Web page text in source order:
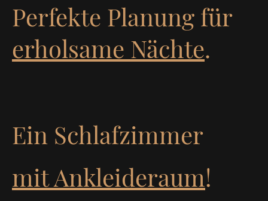
Perfekte Planung für
erholsame Nächte.
Ein Schlafzimmer
mit Ankleideraum!